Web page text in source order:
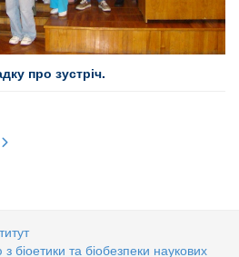
про зустріч.
- Шлях до Антарктики
3 червня 2025 р. відбулася зустріч
біоетики та біобезпеки наукових